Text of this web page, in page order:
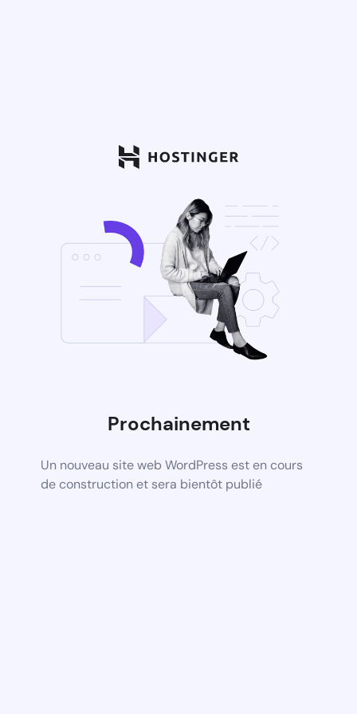
Prochainement
Un nouveau site web WordPress est en cours
de construction et sera bientôt publié